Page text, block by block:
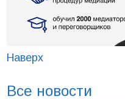
Наверх
Все новости